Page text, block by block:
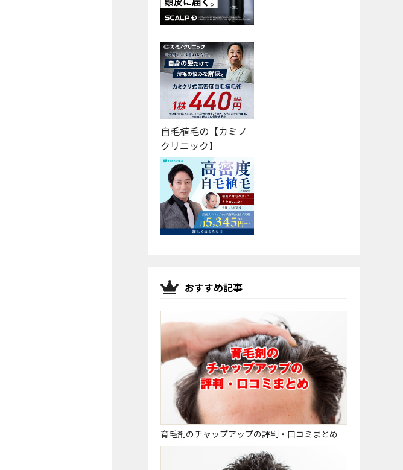
自毛植毛の【カミノ
クリニック】
おすすめ記事
育毛剤のチャップアップの評判・口コミまとめ